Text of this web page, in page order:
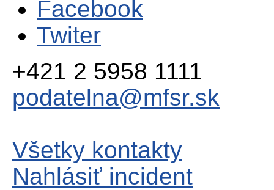
Facebook
Twiter
+421 2 5958 1111
podatelna@mfsr.sk
Všetky kontakty
Nahlásiť incident